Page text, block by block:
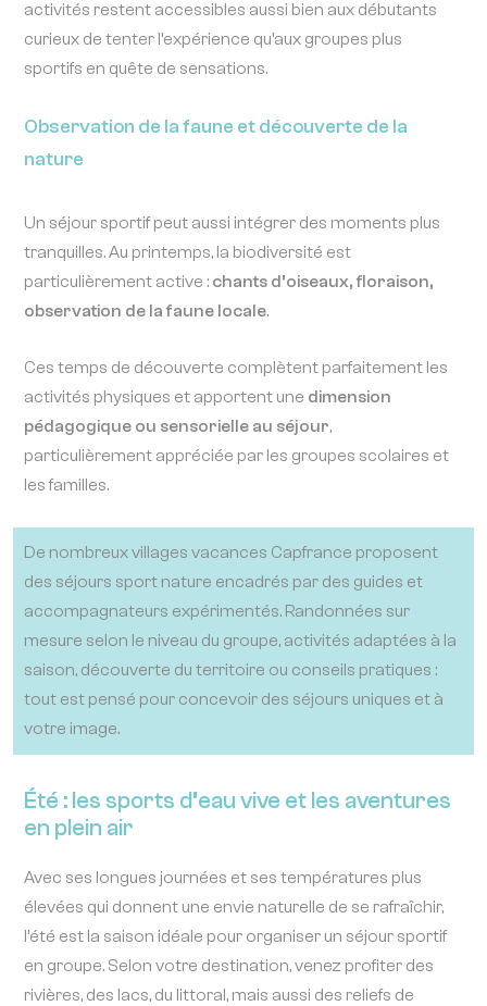
activités restent accessibles aussi bien aux débutants
curieux de tenter l’expérience qu’aux groupes plus
sportifs en quête de sensations.
Observation de la faune et découverte de la
nature
Un séjour sportif peut aussi intégrer des moments plus
tranquilles. Au printemps, la biodiversité est
particulièrement active : chants d’oiseaux, floraison,
observation de la faune locale.
Ces temps de découverte complètent parfaitement les
activités physiques et apportent une dimension
pédagogique ou sensorielle au séjour,
particulièrement appréciée par les groupes scolaires et
les familles.
De nombreux villages vacances Capfrance proposent
des séjours sport nature encadrés par des guides et
accompagnateurs expérimentés. Randonnées sur
mesure selon le niveau du groupe, activités adaptées à la
saison, découverte du territoire ou conseils pratiques :
tout est pensé pour concevoir des séjours uniques et à
votre image.
Été : les sports d’eau vive et les aventures
en plein air
Avec ses longues journées et ses températures plus
élevées qui donnent une envie naturelle de se rafraîchir,
l’été est la saison idéale pour organiser un séjour sportif
en groupe. Selon votre destination, venez profiter des
rivières, des lacs, du littoral, mais aussi des reliefs de